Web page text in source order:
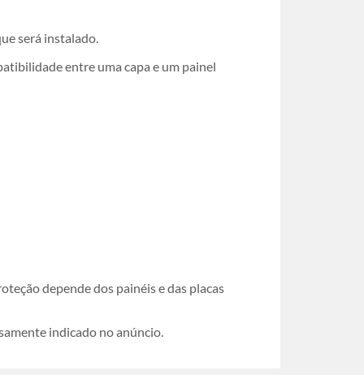
será instalado.
entre uma capa e um painel
depende dos painéis e das placas
indicado no anúncio.